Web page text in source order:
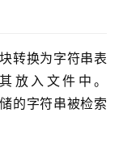
转换为字符串表
放入文件中。
的字符串被检索